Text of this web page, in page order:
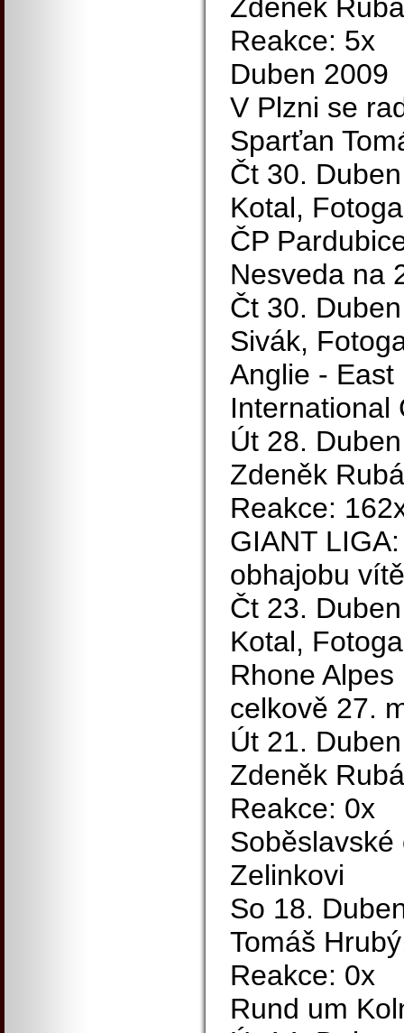
Zdeněk
Reakce: 5x
Duben 2009
V Plzni se
Sparťan
Čt 30.
Kotal,
ČP
Nesveda na
Čt 30.
Sivák,
Anglie - East
International
Út 28.
Zdeněk
Reakce:
GIANT
obhajobu
Čt 23.
Kotal,
Rhone
celkově 27.
Út 21.
Zdeněk
Reakce: 0x
Zelinkovi
So 18.
Tomáš
Reakce: 0x
Rund um